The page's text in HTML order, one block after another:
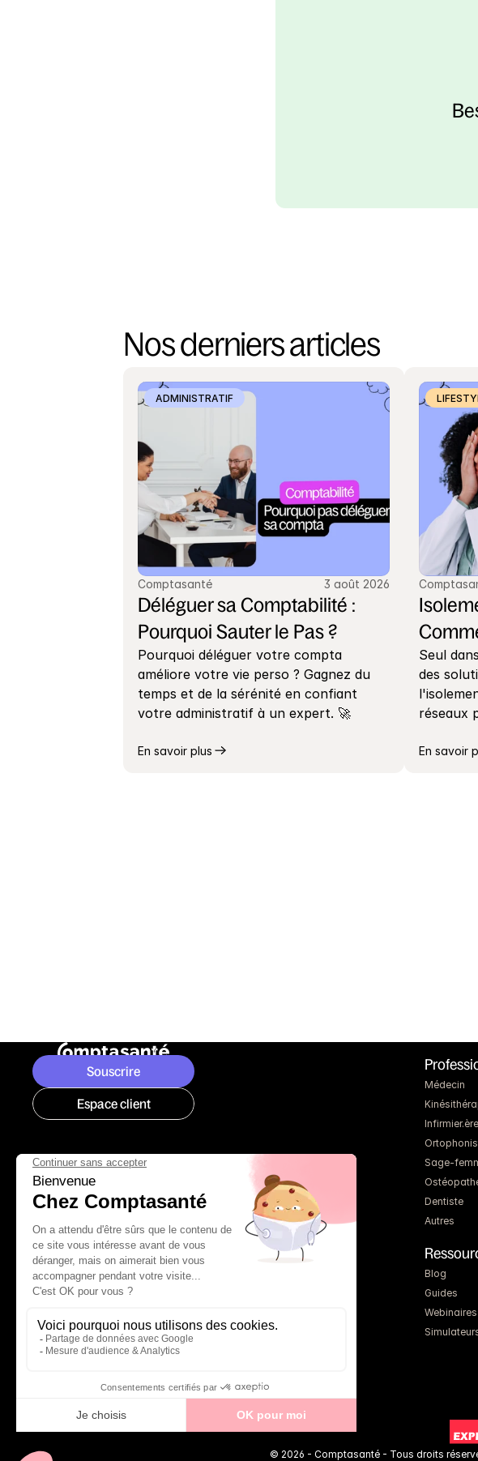
Nos derniers articles
ADMINISTRATIF
Comptasanté 3 août 2026
Déléguer sa Comptabilité :
Pourquoi Sauter le Pas ?
Pourquoi déléguer votre compta
améliore votre vie perso ? Gagnez du
temps et de la sérénité en confiant
votre administratif à un expert. 🚀
En savoir plus
Seul
des
réseaux
En savoir
Souscrire
Espace client
Médecin
Infirmier.ère
Sage-
Dentiste
Autres
Blog
Guides
Webinaires
© 2026 - Comptasanté - Tous droits